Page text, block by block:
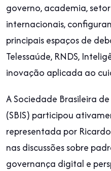
governo, academia,
internacionais,
principais espaços de
Telessaúde, RNDS,
inovação aplicada ao
A Sociedade Brasileira
(SBIS) participou
representada por
nas discussões sobre
governança digital e